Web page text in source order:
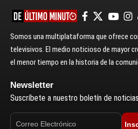
Somos una multiplataforma que ofrece
televisivos. El medio noticioso de mayor
el menor tiempo en la historia de la
Newsletter
Suscríbete a nuestro boletín de